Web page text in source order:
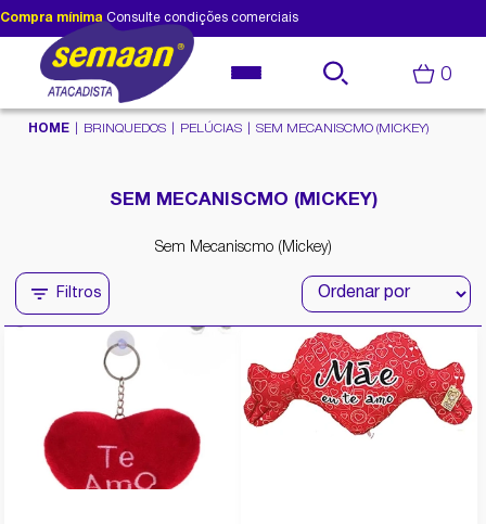
Compra mínima Consulte condições comerciais
0
HOME BRINQUEDOS PELÚCIAS SEM MECANISCMO (MICKEY)
SEM MECANISCMO (MICKEY)
Sem Mecaniscmo (Mickey)
Filtros